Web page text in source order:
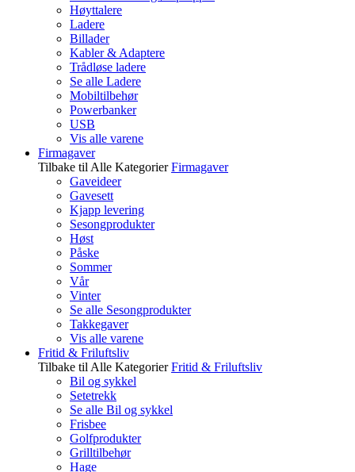
Høyttalere
Ladere
Billader
Kabler & Adaptere
Trådløse ladere
Se alle Ladere
Mobiltilbehør
Powerbanker
USB
Vis alle varene
Firmagaver
Tilbake til Alle Kategorier Firmagaver
Gaveideer
Gavesett
Kjapp levering
Sesongprodukter
Høst
Påske
Sommer
Vår
Vinter
Se alle Sesongprodukter
Takkegaver
Vis alle varene
Fritid & Friluftsliv
Tilbake til Alle Kategorier Fritid & Friluftsliv
Bil og sykkel
Setetrekk
Se alle Bil og sykkel
Frisbee
Golfprodukter
Grilltilbehør
Hage